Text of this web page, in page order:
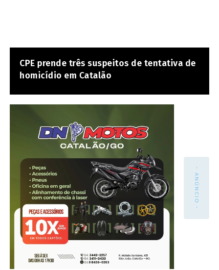
CPE prende três suspeitos de tentativa de
homicídio em Catalão
- ANÚNCIO -